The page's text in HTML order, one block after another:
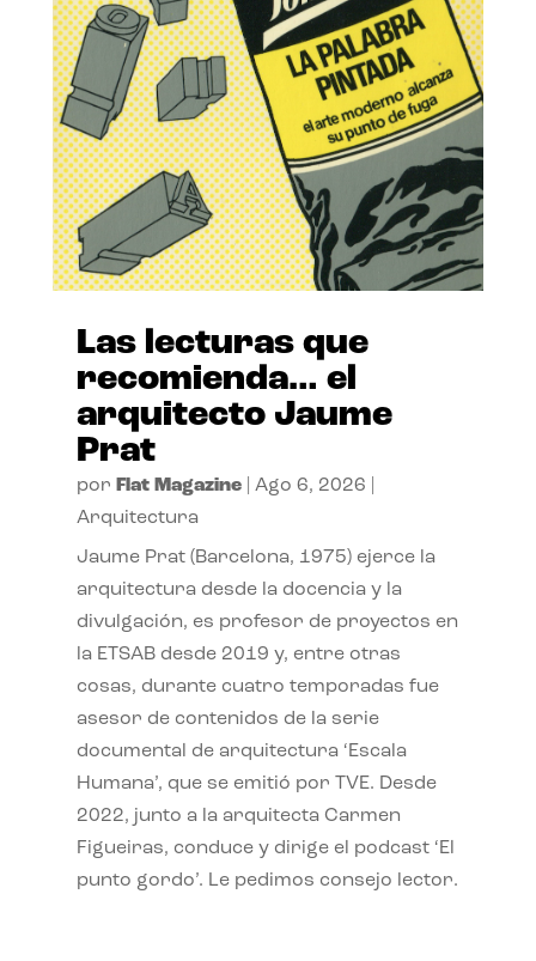
Las lecturas que
recomienda… el
arquitecto Jaume
Prat
por Flat Magazine| Ago 6, 2026
Arquitectura
Jaume Prat (Barcelona, 1975) ejerce la
arquitectura desde la docencia y la
divulgación, es profesor de proyectos en
la ETSAB desde 2019 y, entre otras
cosas, durante cuatro temporadas fue
asesor de contenidos de la serie
documental de arquitectura ‘Escala
Humana’, que se emitió por TVE. Desde
2022, junto a la arquitecta Carmen
Figueiras, conduce y dirige el podcast ‘El
punto gordo’. Le pedimos consejo lector.